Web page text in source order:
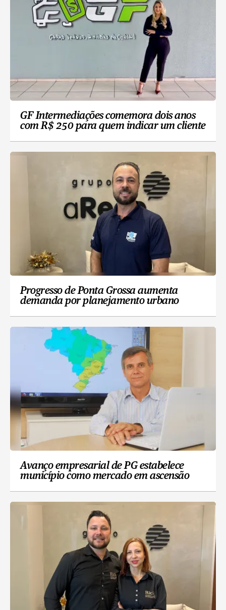
GF Intermediações comemora dois anos
com R$ 250 para quem indicar um cliente
Progresso de Ponta Grossa aumenta
demanda por planejamento urbano
Avanço empresarial de PG estabelece
município como mercado em ascensão